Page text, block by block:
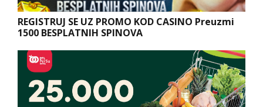
REGISTRUJ SE UZ PROMO KOD CASINO Preuzmi
1500 BESPLATNIH SPINOVA